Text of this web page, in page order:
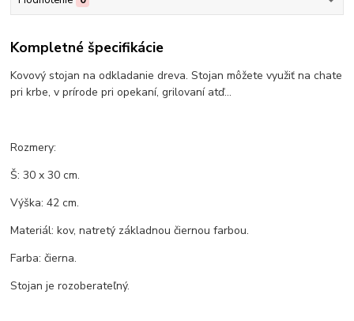
Kompletné špecifikácie
Kovový stojan na odkladanie dreva. Stojan môžete využiť na chate
pri krbe, v prírode pri opekaní, grilovaní atď...
Rozmery:
Š: 30 x 30 cm.
Výška: 42 cm.
Materiál: kov, natretý základnou čiernou farbou.
Farba: čierna.
Stojan je rozoberateľný.